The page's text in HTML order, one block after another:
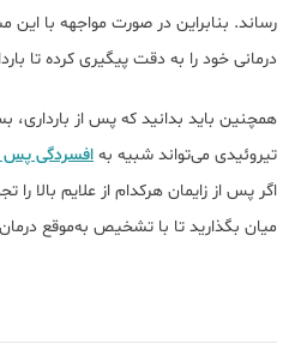
رساند. بنابراین در صورت مواجهه با
درمانی خود را به دقت پیگیری کرده تا
همچنین باید بدانید که پس از بارداری،
تیروئیدی می‌تواند شبیه به افسردگی پس
اگر پس از زایمان هرکدام از علایم بالا را
میان بگذارید تا با تشخیص به‌موقع درمان